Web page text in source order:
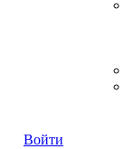
Войти